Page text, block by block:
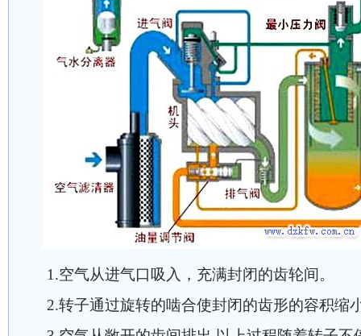
1.空气从进气口吸入，充满封闭的齿轮间。
2.转子通过旋转的啮合使封闭的齿形的容积缩